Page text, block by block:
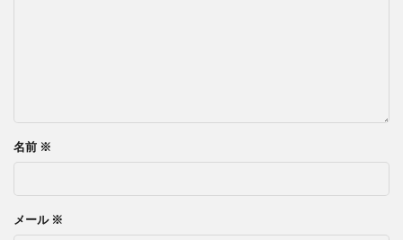
名前 ※
メール ※